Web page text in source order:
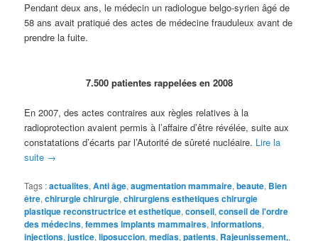
Pendant deux ans, le médecin un radiologue belgo-syrien âgé de
58 ans avait pratiqué des actes de médecine frauduleux avant de
prendre la fuite.
7.500 patientes rappelées en 2008
En 2007, des actes contraires aux règles relatives à la
radioprotection avaient permis à l’affaire d’être révélée, suite aux
constatations d’écarts par l’Autorité de sûreté nucléaire. Lire la
suite →
Tags :actualites,Anti âge,augmentation mammaire,beaute, Bien
être,chirurgie chirurgie,chirurgiens esthetiques chirurgie
plastique reconstructrice et esthetique,conseil,conseil de l'ordre
des médecins,femmes implants mammaires,informations,
injections,justice,liposuccion,medias,patients, Rajeunissement,,